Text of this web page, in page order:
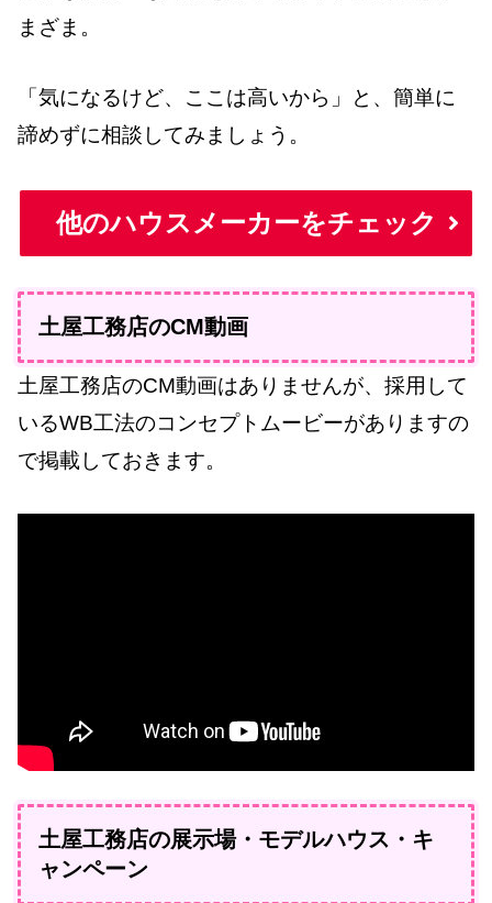
まざま。
「気になるけど、ここは高いから」と、簡単に
諦めずに相談してみましょう。
他のハウスメーカーをチェック
土屋工務店のCM動画
土屋工務店のCM動画はありませんが、採用して
いるWB工法のコンセプトムービーがありますの
で掲載しておきます。
土屋工務店の展示場・モデルハウス・キ
ャンペーン